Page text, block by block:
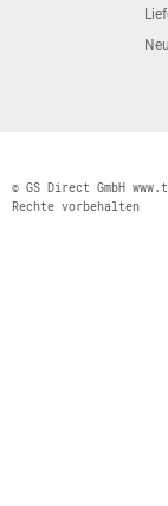
© GS Direct GmbH
Rechte vorbehalten